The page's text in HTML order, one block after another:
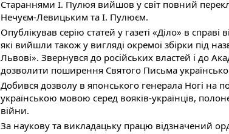
Стараннями І. Пулюя вийшов у світ повний
Нечуєм-Левицьким та І. Пулюєм.
Опублікував серію статей у газеті «Діло» в справі
які вийшли також у вигляді окремої збірки під
Львові». Звернувся до російських властей і до
дозволити поширення Святого Письма
Добився дозволу в японського генерала Ногі на
українською мовою серед вояків-українців,
війни.
За наукову та викладацьку працю відзначений